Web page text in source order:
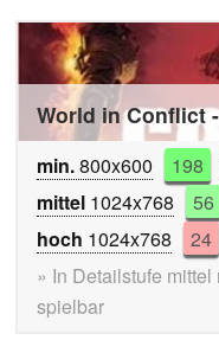
World in Conflict
min.800x600 198
mittel 1024x768 56
hoch 1024x768 24
» In Detailstufe
spielbar